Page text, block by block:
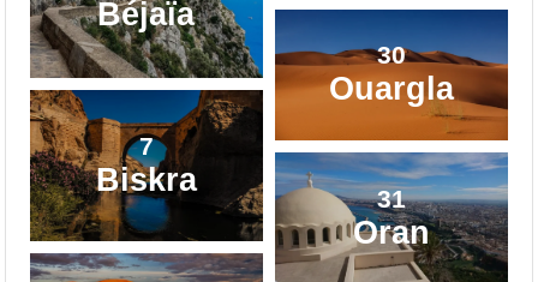
Béjaïa
7
Biskra
30
Ouargla
31
Oran